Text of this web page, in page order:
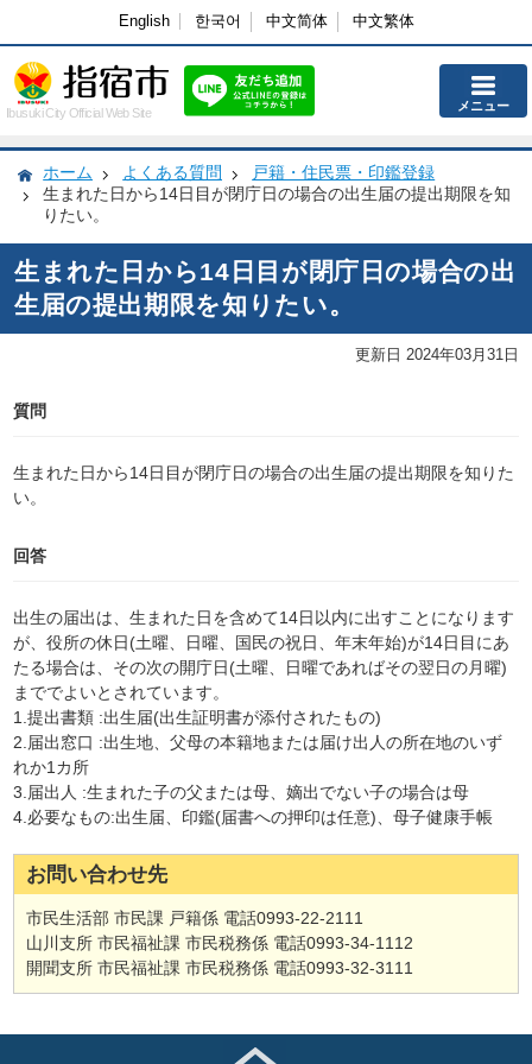
English 한국어 中文简体 中文繁体
Ibusuki City Official Web Site メニュー
ホーム よくある質問
戸籍・住民票・印鑑登録
生まれた日から14日目が閉庁日の場合の出生届の提出期限を知
りたい。
生まれた日から14日目が閉庁日の場合の出
生届の提出期限を知りたい。
更新日 2024年03月31日
質問
生まれた日から14日目が閉庁日の場合の出生届の提出期限を知りた
い。
回答
出生の届出は、生まれた日を含めて14日以内に出すことになります
が、役所の休日(土曜、日曜、国民の祝日、年末年始)が14日目にあ
たる場合は、その次の開庁日(土曜、日曜であればその翌日の月曜)
まででよいとされています。
1.提出書類 :出生届(出生証明書が添付されたもの)
2.届出窓口 :出生地、父母の本籍地または届け出人の所在地のいず
れか1カ所
3.届出人 :生まれた子の父または母、嫡出でない子の場合は母
4.必要なもの:出生届、印鑑(届書への押印は任意)、母子健康手帳
お問い合わせ先
市民生活部 市民課 戸籍係 電話0993-22-2111
山川支所 市民福祉課 市民税務係 電話0993-34-1112
開聞支所 市民福祉課 市民税務係 電話0993-32-3111